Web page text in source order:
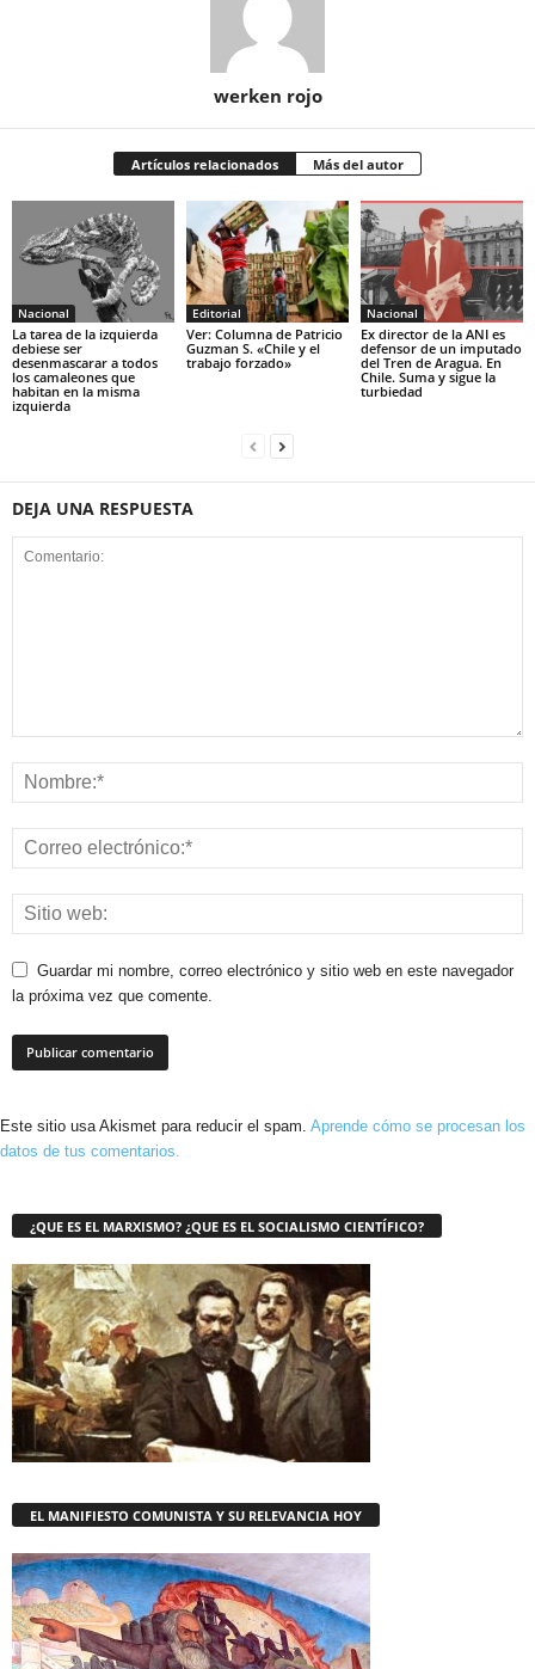
werken rojo
Artículos relacionados Más del autor
Nacional
La tarea de la izquierda
debiese ser
desenmascarar a todos
los camaleones que
habitan en la misma
izquierda
Editorial
Ver: Columna de Patricio
Guzman S. «Chile y el
trabajo forzado»
Nacional
Ex director de la ANI es
defensor de un imputado
del Tren de Aragua. En
Chile. Suma y sigue la
turbiedad
DEJA UNA RESPUESTA
Guardar mi nombre, correo electrónico y sitio web en este navegador
la próxima vez que comente.
Este sitio usa Akismet para reducir el spam. Aprende cómo se procesan los
datos de tus comentarios.
¿QUE ES EL MARXISMO? ¿QUE ES EL SOCIALISMO CIENTÍFICO?
EL MANIFIESTO COMUNISTA Y SU RELEVANCIA HOY